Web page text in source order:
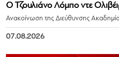
Ο Τζουλιάνο Λόμπο ντε
Ανακοίνωση της Διεύθυνσης
07.08.2026